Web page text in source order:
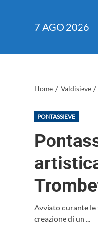
7 AGO 2026
Home / Valdisieve /
PONTASSIEVE
Avviato durante le
creazione di un ...